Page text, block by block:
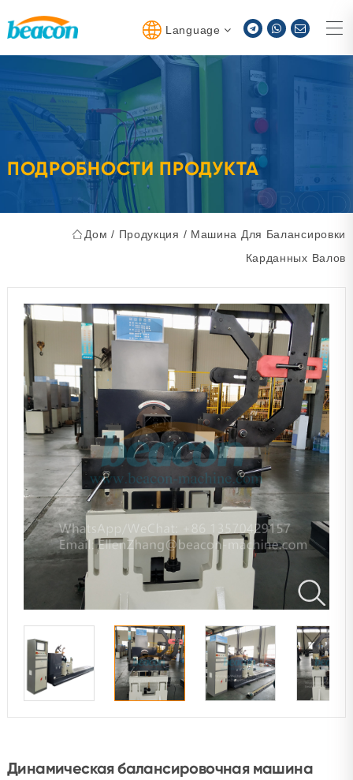
Language
ПОДРОБНОСТИ ПРОДУКТА
Дом / Продукция / Машина Для Балансировки
Карданных Валов
Динамическая балансировочная машина